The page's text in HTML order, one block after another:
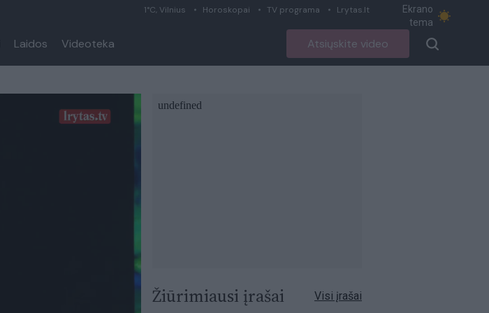
1°C, Vilnius Horoskopai TV programa Lrytas.lt
Ekrano
tema
Laidos Videoteka Atsiųskite video
Žiūrimiausi įrašai Visi įrašai